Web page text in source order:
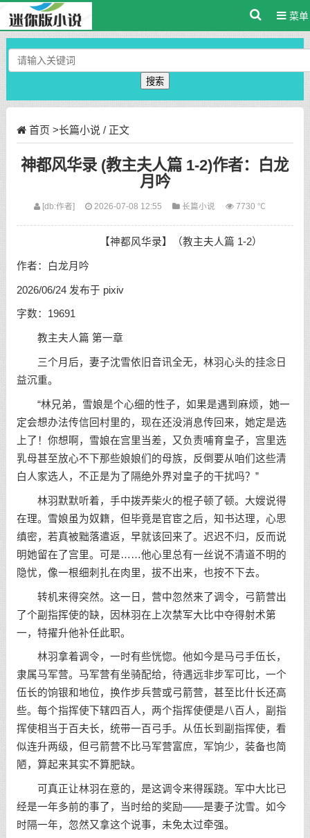
菜单
搜索
首页 >长篇小说 / 正文
神都风华录 (教主夫人篇 1-2)作者：白龙
月吟
[db:作者] 2026-07-08 12:55 长篇小说 7730 ℃
【神都风华录】（教主夫人篇 1-2）
作者：白龙月吟
2026/06/24 发布于 pixiv
字数：19691
教主夫人篇 第一章
三个月后，妻子沈雪依旧音讯全无，林羽心头的挂念日
益沉重。
“林兄弟，雪娘是个心细的性子，如果是遇到麻烦，她一
定会想办法传信回村里的，现在还没消息传回来，她定是选
上了！你想啊，雪娘在宫里当差，又负责哺育皇子，宫里选
乳母甚至放心不下那些娘娘们的母族，反倒要从咱们这些清
白人家选人，不正是为了隔绝外界对皇子的干扰吗？”
林羽默默听着，手中拨弄柴火的棍子顿了顿。大嫂说得
在理。雪娘虽为奴籍，但毕竟是官宦之后，知书达理，心思
缜密，若真被黜落遣返，早就该回来了。迟迟不归，反而说
明她留在了宫里。可是……他心里总有一丝说不清道不明的
隐忧，像一根细刺扎在肉里，拔不出来，也按不下去。
转机来得突然。这一日，营中忽然来了调令，弓箭营出
了个副指挥使的缺，因林羽在上次禁军大比中夺得射术第
一，特擢升他补任此职。
林羽拿着调令，一时有些恍惚。他如今是马弓手伍长，
隶属马军营。马军营有坐骑配给，待遇远非步军可比，一个
伍长的饷银和地位，换作步兵营或弓箭营，甚至比什长还高
些。每个指挥使下辖四百人，两个指挥使便是八百人，副指
挥使相当于百夫长，统带一百弓手。从伍长到副指挥使，看
似连升两级，但弓箭营不比马军营富庶，军饷少，装备也简
陋，算起来其实不算肥缺。
可真正让林羽在意的，是这调令来得蹊跷。军中大比已
经是一年多前的事了，当时给的奖励——是妻子沈雪。如今
时隔一年，忽然又拿这个说事，未免太过牵强。